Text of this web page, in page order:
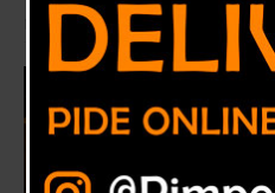
3 julio, 2020 Región